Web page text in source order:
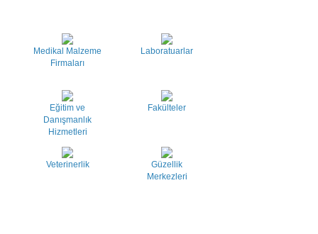
Medikal Malzeme
Firmaları
Laboratuarlar
Eğitim ve
Danışmanlık
Hizmetleri
Fakülteler
Veterinerlik
Güzellik
Merkezleri